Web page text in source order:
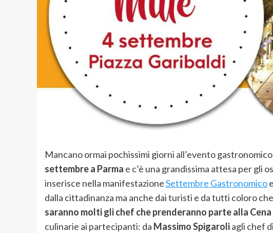
Mancano ormai pochissimi giorni all’evento gastronomico
settembre a Parma e c’è una grandissima attesa per gli
inserisce nella manifestazioneSettembre Gastronomico
dalla cittadinanza ma anche dai turisti e da tutti coloro
saranno molti gli chef che prenderanno parte alla
culinarie ai partecipanti: da Massimo Spigaroliagli chef